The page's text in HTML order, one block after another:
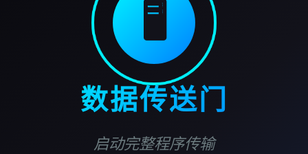
🖥️
数据传送门
启动完整程序传输